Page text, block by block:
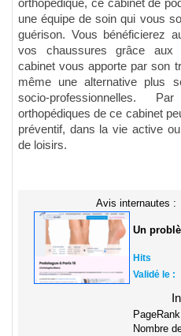
orthopédique, ce cabinet de
une équipe de soin qui vous
guérison. Vous bénéficierez
vos chaussures grâce aux
cabinet vous apporte par son
même une alternative plus
socio-professionnelles.
orthopédiques de ce cabinet
préventif, dans la vie active
de loisirs.
Avis internautes :
Un
Hits
Validé le :
PageRank
Nombre